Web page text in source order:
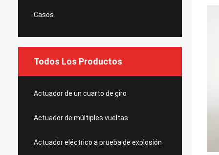
Casos
Todos Los Productos
Actuador de un cuarto de giro
Actuador de múltiples vueltas
Actuador eléctrico a prueba de explosión